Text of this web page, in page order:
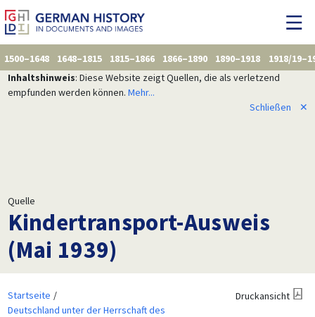
1500–1648 1648–1815 1815–1866 1866–1890 1890–1918
1918/
Inhaltshinweis: Diese Website zeigt Quellen, die als verletzend
empfunden werden können. Mehr...
Schließen
✕
Quelle
Kindertransport-Ausweis
(Mai 1939)
Startseite
Deutschland unter der Herrschaft des
Druckansicht